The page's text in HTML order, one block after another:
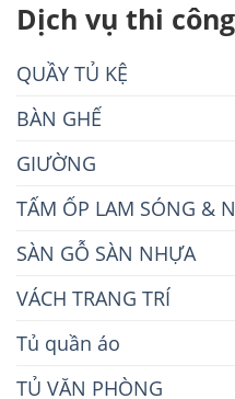
Dịch vụ thi
QUẦY TỦ KỆ
BÀN GHẾ
GIƯỜNG
TẤM ỐP LAM SÓNG &
SÀN GỖ SÀN NHỰA
VÁCH TRANG TRÍ
Tủ quần áo
TỦ VĂN PHÒNG